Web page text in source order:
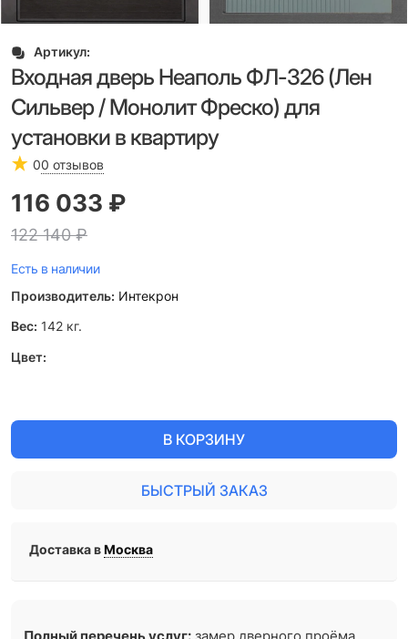
Артикул:
Входная дверь Неаполь ФЛ-326 (Лен
Сильвер / Монолит Фреско) для
установки в квартиру
00 отзывов
122 140 ₽
116 033 ₽
Есть в наличии
Производитель: Интекрон
Вес: 142 кг.
Цвет:
В КОРЗИНУ
БЫСТРЫЙ ЗАКАЗ
Доставка вМосква